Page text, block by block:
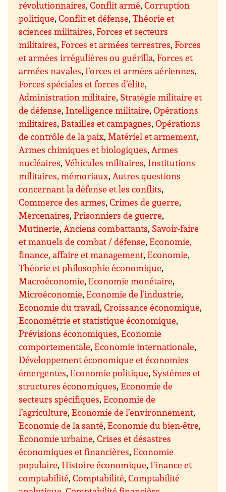
révolutionnaires,Conflit armé,Corruption
politique,Conflit et défense,Théorie et
sciences militaires,Forces et secteurs
militaires,Forces et armées terrestres,Forces
et armées irrégulières ou guérilla,Forces et
armées navales,Forces et armées aériennes,
Forces spéciales et forces d’élite,
Administration militaire, Stratégie militaire et
de défense, Intelligence militaire,Opérations
militaires, Batailles et campagnes,Opérations
de contrôle de la paix,Matériel et armement,
Armes chimiques et biologiques,Armes
nucléaires,Véhicules militaires, Institutions
militaires, mémoriaux,Autres questions
concernant la défense et les conflits,
Commerce des armes,Crimes de guerre,
Mercenaires,Prisonniers de guerre,
Mutinerie,Anciens combattants, Savoir-faire
et manuels de combat / défense,Economie,
finance, affaire et management,Economie,
Théorie et philosophie économique,
Macroéconomie,Economie monétaire,
Microéconomie,Economie de l’industrie,
Economie du travail,Croissance économique,
Econométrie et statistique économique,
Prévisions économiques,Economie
comportementale,Economie internationale,
Développement économique et économies
émergentes,Economie politique, Systèmes et
structures économiques,Economie de
secteurs spécifiques,Economie de
l’agriculture,Economie de l’environnement,
Economie de la santé,Economie du bien-être,
Economie urbaine,Crises et désastres
économiques et financières,Economie
populaire,Histoire économique,Finance et
comptabilité,Comptabilité,Comptabilité